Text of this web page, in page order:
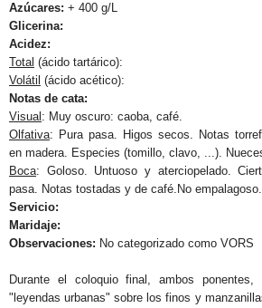
Azúcares: + 400 g/L
Glicerina:
Acidez:
Total (ácido tartárico):
Volátil (ácido acético):
Notas de cata:
Visual : Muy oscuro: caoba, café.
Olfativa: Pura pasa. Higos secos. Notas
en madera. Especies (tomillo, clavo, ...).
Boca: Goloso. Untuoso y aterciopelado.
pasa. Notas tostadas y de café.No
Servicio:
Maridaje:
Observaciones: No categorizado como VORS
Durante el coloquio final, ambos ponentes,
"leyendas urbanas" sobre los finos y